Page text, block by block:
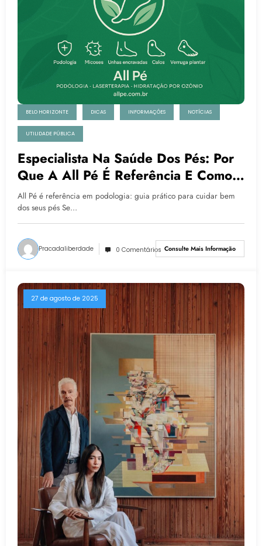
BELO HORIZONTE DICAS INFORMAÇÕES NOTÍCIAS
UTILIDADE PÚBLICA
Especialista Na Saúde Dos Pés: Por
Que A All Pé É Referência E Como
Cuidar Bem Dos Pés?
All Pé é referência em podologia: guia prático para cuidar bem
dos seus pés Se…
Pracadaliberdade 0 Comentários Consulte Mais Informação
27 de agosto de 2025